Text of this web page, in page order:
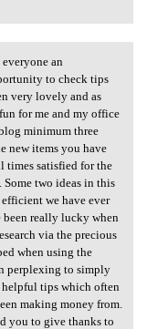
an
to check tips
very lovely and as
for me and my office
minimum three
new items you have
times satisfied for the
two ideas in this
we have ever
been really lucky when
via the precious
when using the
perplexing to simply
tips which often
making money from.
you to give thanks to